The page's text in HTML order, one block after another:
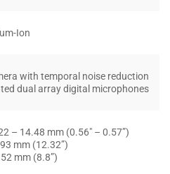
Ion
with temporal noise reduction
dual array digital microphones
– 14.48 mm (0.56″ – 0.57”)
mm (12.32”)
mm (8.8”)